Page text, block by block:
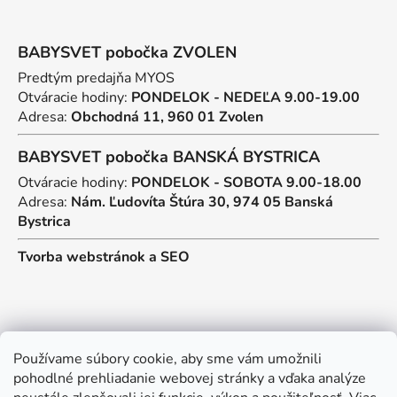
Používame súbory cookie, aby sme vám umožnili
pohodlné prehliadanie webovej stránky a vďaka analýze
BABYSVET pobočka ZVOLEN
Predtým predajňa MYOS
Otváracie hodiny: PONDELOK - NEDEĽA 9.00-19.00
Adresa: Obchodná 11, 960 01 Zvolen
BABYSVET pobočka BANSKÁ BYSTRICA
Otváracie hodiny: PONDELOK - SOBOTA 9.00-18.00
Adresa: Nám. Ľudovíta Štúra 30, 974 05 Banská
Bystrica
Tvorba webstránok a SEO
Kontakt